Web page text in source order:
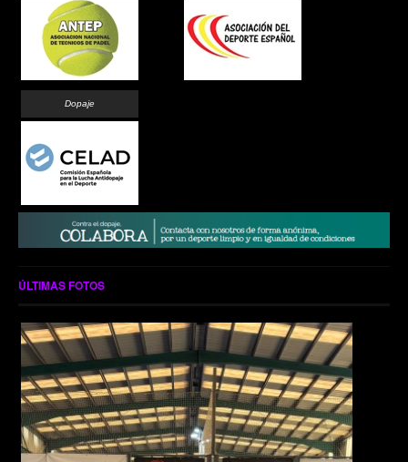
Dopaje
ÚLTIMAS FOTOS